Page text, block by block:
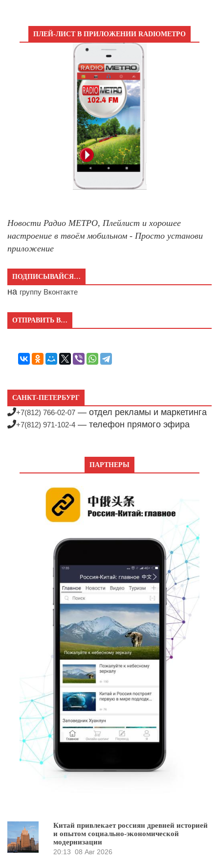
ПЛЕЙ-ЛИСТ В ПРИЛОЖЕНИИ RADIOМЕТРО
Новости Радио МЕТРО, Плейлист и хорошее
настроение в твоём мобильном - Просто установи
приложение
ПОДПИСЫВАЙСЯ…
на группу Вконтакте
ОТПРАВИТЬ В…
САНКТ-ПЕТЕРБУРГ
+7(812) 766-02-07 — отдел рекламы и маркетинга
+7(812) 971-102-4 — телефон прямого эфира
ПАРТНЕРЫ
Китай привлекает россиян древней историей
и опытом социально-экономической
модернизации
20:13 08 Авг 2026